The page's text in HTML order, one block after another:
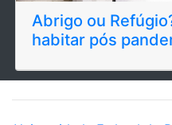
Abrigo ou
habitar pós